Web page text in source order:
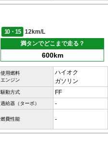
10・15
12km/L
満タンでどこまで走る？
600km
使用燃料
エンジン
ハイオク
ガソリン
駆動方式 FF
過給器（ターボ） -
燃費性能 -